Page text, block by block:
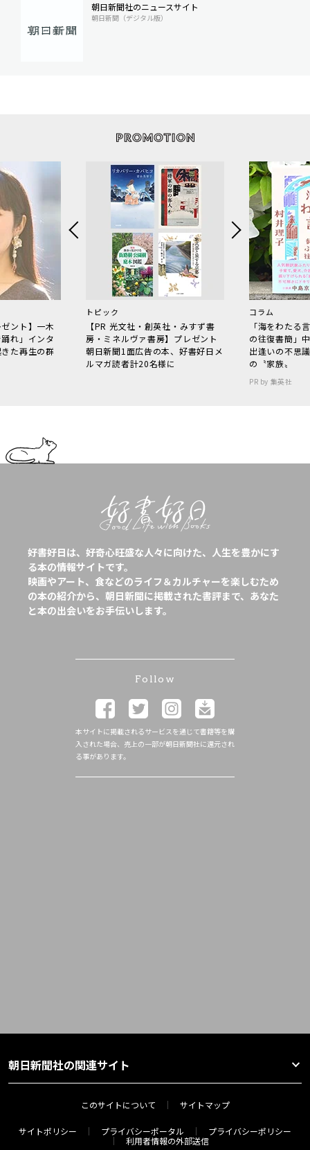
朝日新聞社のニュースサイト
朝日新聞（デジタル版）
ント】一木
れ」インタ
た再生の群
トピック
【PR 光文社・創英社・みすず書
房・ミネルヴァ書房】プレゼント
朝日新聞1面広告の本、好書好日メ
ルマガ読者計20名様に
コラム
「海をわた
の往復書簡」
出逢いの不思
の〝家族〟
PR by 集英社
好書好日は、好奇心旺盛な人々に向けた、人生を豊かにす
る本の情報サイトです。
映画やアート、食などのライフ＆カルチャーを楽しむため
の本の紹介から、朝日新聞に掲載された書評まで、あなた
と本の出会いをお手伝いします。
Follow
本サイトに掲載されるサービスを通じて書籍等を購
入された場合、売上の一部が朝日新聞社に還元され
る事があります。
朝日新聞社の関連サイト
このサイトについて サイトマップ
サイトポリシー プライバシーポータル
プライバシーポリシー
利用者情報の外部送信